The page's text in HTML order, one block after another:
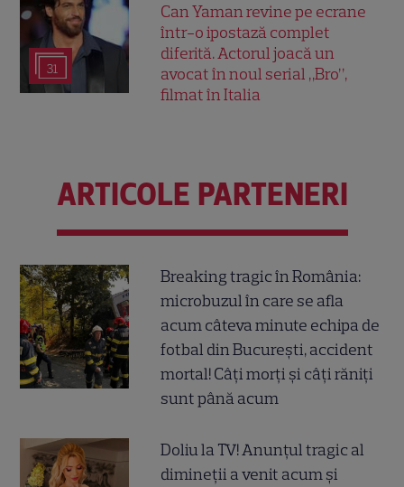
31
Can Yaman revine pe ecrane
într-o ipostază complet
diferită. Actorul joacă un
avocat în noul serial „Bro”,
filmat în Italia
ARTICOLE PARTENERI
Breaking tragic în România:
microbuzul în care se afla
acum câteva minute echipa de
fotbal din București, accident
mortal! Câți morți și câți răniți
sunt până acum
Doliu la TV! Anunțul tragic al
dimineții a venit acum și